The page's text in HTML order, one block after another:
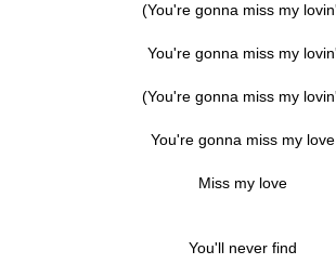
(You're gonna miss my
You're gonna miss my lovin'
(You're gonna miss my
You're gonna miss my love
Miss my love
You'll never find